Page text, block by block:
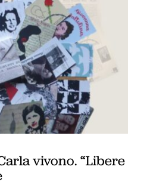
vivono. “Libere